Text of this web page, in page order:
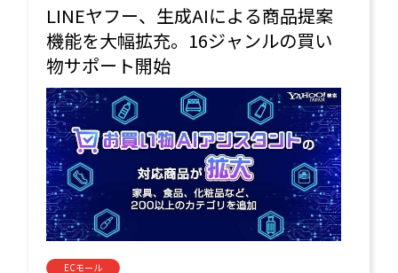
LINEヤフー、生成AIによる商品提案
機能を大幅拡充。16ジャンルの買い
物サポート開始
ECモール